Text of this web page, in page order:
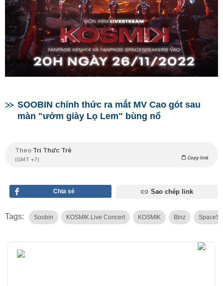
SOOBIN chính thức ra mắt MV Cao gót sau
màn "ướm giày Lọ Lem" bùng nổ
Theo Trí Thức Trẻ
(GMT +7) Copy link
Chia sẻ Sao chép link
Tags: Soobin KOSMIK Live Concert KOSMIK Binz